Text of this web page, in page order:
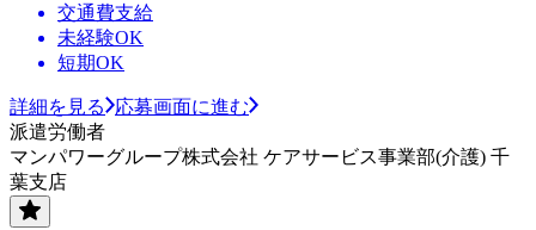
交通費支給
未経験OK
短期OK
詳細を見る
応募画面に進む
派遣労働者
マンパワーグループ株式会社 ケアサービス事業部(介護) 千
葉支店